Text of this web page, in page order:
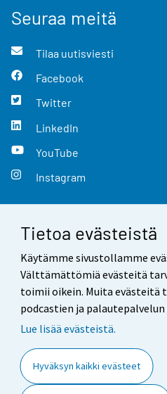
Tietoa evästeistä
Käytämme sivustollamme
Välttämättömiä evästeitä
toimii oikein. Muita evästeitä
podcastien ja
Lue lisää evästeistä.
Hyväksyn kaikki evästeet
Seuraa meitä
Tilaa uutisviesti
Facebook
Twitter
LinkedIn
YouTube
Instagram
Yhteystiedot
Palaute
Käyttöehdot
Saavutettavuus
Tietoa sivustosta